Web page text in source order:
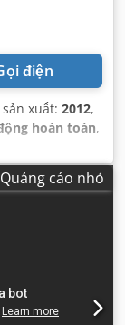
điện
xuất: 2012,
hoàn toàn,
Quảng cáo nhỏ